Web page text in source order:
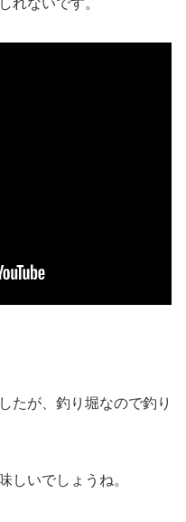
れないです。
たが、釣り堀なので釣り
しいでしょうね。